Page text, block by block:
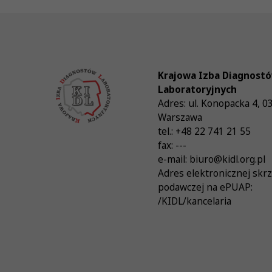
Krajowa Izba
Laboratoryjnych
Adres: ul. Konopacka 4,
Warszawa
tel.: +48 22 741 21 55
fax: ---
e-mail: biuro@kidl.org.pl
Adres elektronicznej
podawczej na ePUAP:
/KIDL/kancelaria